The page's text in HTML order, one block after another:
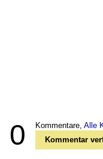
0 Kommentare, Alle
Kommentar